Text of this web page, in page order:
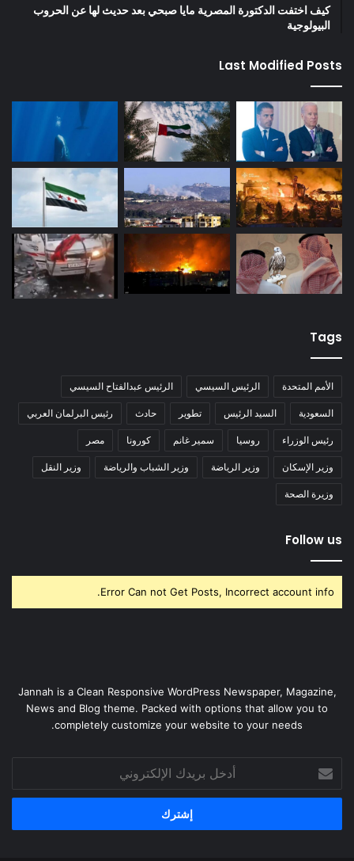
كيف اختفت الدكتورة المصرية مايا صبحي بعد حديث لها عن الحروب
البيولوجية
Last Modified Posts
Tags
الأمم المتحدة الرئيس السيسي الرئيس عبدالفتاح السيسي
السعودية السيد الرئيس تطوير حادث رئيس البرلمان العربي
رئيس الوزراء روسيا سمير غانم كورونا مصر
وزير الإسكان وزير الرياضة وزير الشباب والرياضة وزير النقل
وزيرة الصحة
Follow us
Error Can not Get Posts, Incorrect account info.
Jannah is a Clean Responsive WordPress Newspaper, Magazine,
News and Blog theme. Packed with options that allow you to
completely customize your website to your needs.
أدخل
بريدك
الإلكتروني